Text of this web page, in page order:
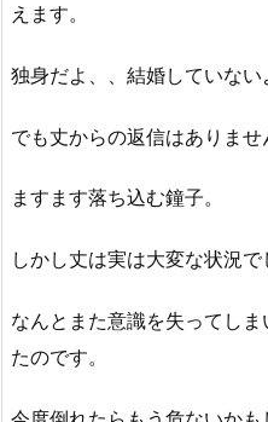
えます。
独身だよ、、結婚していない
でも丈からの返信はありませ
ますます落ち込む鐘子。
しかし丈は実は大変な状況で
なんとまた意識を失ってし
たのです。